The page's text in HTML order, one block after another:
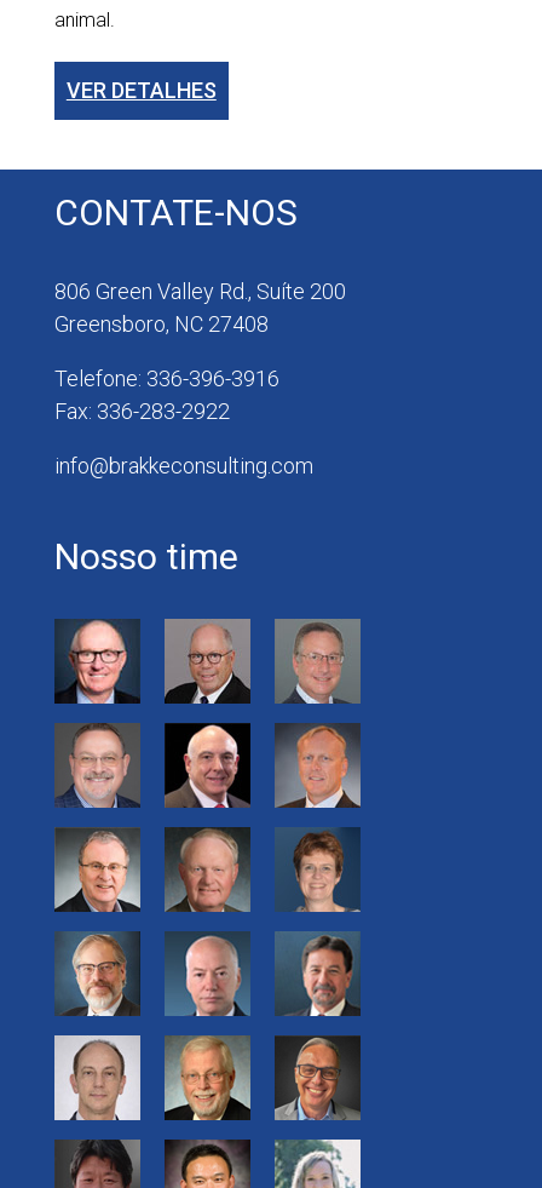
animal.
VER DETALHES
CONTATE-NOS
806 Green Valley Rd., Suíte 200
Greensboro, NC 27408
Telefone: 336-396-3916
Fax: 336-283-2922
info@brakkeconsulting.com
Nosso time